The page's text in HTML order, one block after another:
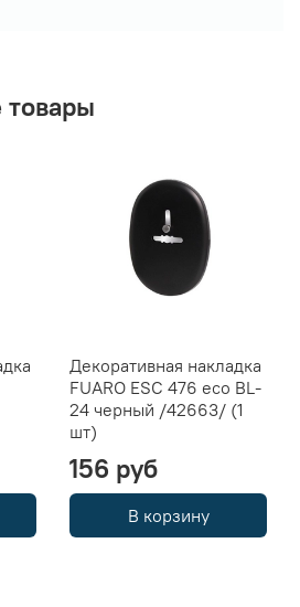
Декоративная накладка
FUARO ESC 476 eco BL-
24 черный /42663/ (1
шт)
156 руб
В корзину